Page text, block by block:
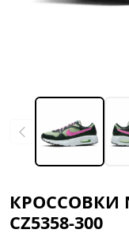
КРОССОВКИ
CZ5358-300